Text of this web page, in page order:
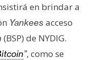
en brindar a
Yankees acceso
(BSP) de NYDIG.
”, como se